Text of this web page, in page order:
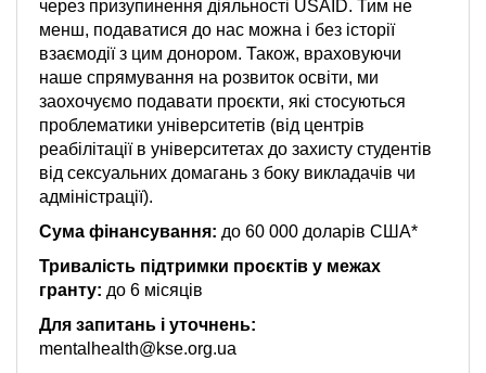
через призупинення діяльності USAID. Тим не
менш, подаватися до нас можна і без історії
взаємодії з цим донором. Також, враховуючи
наше спрямування на розвиток освіти, ми
заохочуємо подавати проєкти, які стосуються
проблематики університетів (від центрів
реабілітації в університетах до захисту студентів
від сексуальних домагань з боку викладачів чи
адміністрації).
Сума фінансування: до 60 000 доларів США*
Тривалість підтримки проєктів у межах
гранту: до 6 місяців
Для запитань і уточнень:
mentalhealth@kse.org.ua